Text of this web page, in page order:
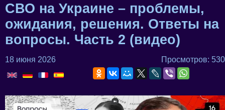
СВО на Украине – проблемы,
ожидания, решения. Ответы на
вопросы. Часть 2 (видео)
18 июня 2026 Просмотров: 530